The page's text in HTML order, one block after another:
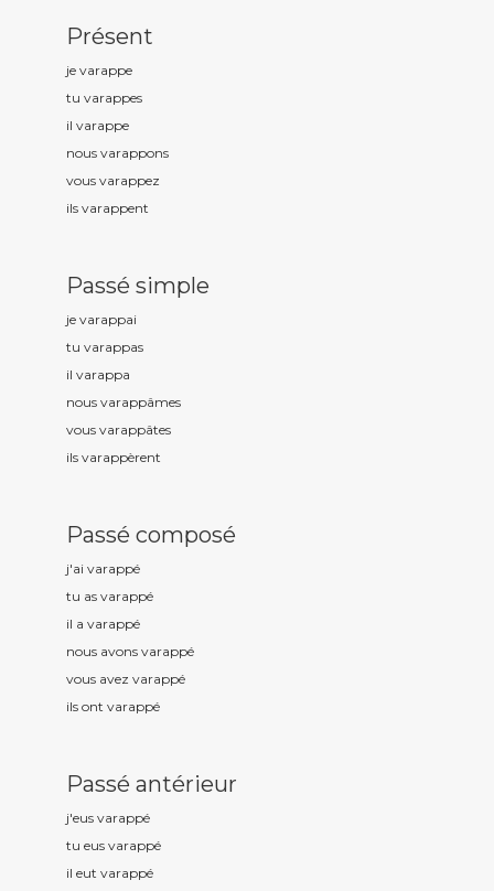
Présent
je varappe
tu varappes
il varappe
nous varappons
vous varappez
ils varappent
Passé simple
je varappai
tu varappas
il varappa
nous varappâmes
vous varappâtes
ils varappèrent
Passé composé
j'ai varappé
tu as varappé
il a varappé
nous avons varappé
vous avez varappé
ils ont varappé
Passé antérieur
j'eus varappé
tu eus varappé
il eut varappé